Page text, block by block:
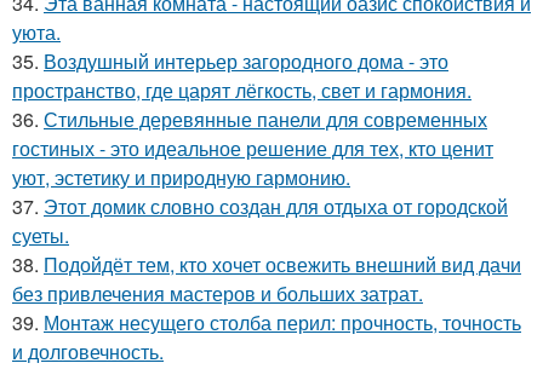
уюта.
35. Воздушный интерьер загородного дома - это
пространство, где царят лёгкость, свет и гармония.
36. Стильные деревянные панели для современных
гостиных - это идеальное решение для тех, кто ценит
уют, эстетику и природную гармонию.
37. Этот домик словно создан для отдыха от городской
суеты.
38. Подойдёт тем, кто хочет освежить внешний вид дачи
без привлечения мастеров и больших затрат.
39. Монтаж несущего столба перил: прочность, точность
и долговечность.